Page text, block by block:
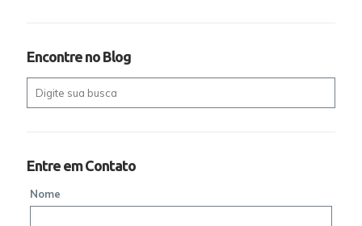
Encontre no Blog
Entre em Contato
Nome